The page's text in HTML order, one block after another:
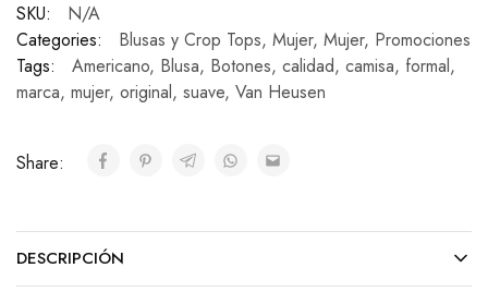
SKU:
N/A
Categories:
Blusas y Crop Tops, Mujer, Mujer, Promociones
Tags:
Americano, Blusa, Botones, calidad, camisa, formal,
marca, mujer, original, suave, Van Heusen
Share:
DESCRIPCIÓN